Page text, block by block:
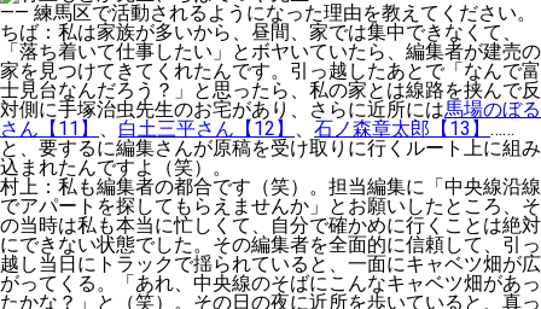
—— 練馬区で活動されるようになった理由を教えてください。
ちば ：私は家族が多いから、昼間、家では集中できなくて、
「落ち着いて仕事したい」とボヤいていたら、編集者が建売の
家を見つけてきてくれたんです。引っ越したあとで「なんで富
士見台なんだろう？」と思ったら、私の家とは線路を挟んで反
対側に手塚治虫先生のお宅があり、さらに近所には馬場のぼる
さん【11】
、 白土三平さん【12】 、 石ノ森章太郎【13】 ……
と、要するに編集さんが原稿を受け取りに行くルート上に組み
込まれたんですよ（笑）。
村上 ：私も編集者の都合です（笑）。担当編集に「中央線沿線
でアパートを探してもらえませんか」とお願いしたところ、そ
の当時は私も本当に忙しくて、自分で確かめに行くことは絶対
にできない状態でした。その編集者を全面的に信頼して、引っ
越し当日にトラックで揺られていると、一面にキャベツ畑が広
がってくる。「あれ、中央線のそばにこんなキャベツ畑があっ
たかな？」と（笑）。その日の夜に近所を歩いていると、真っ